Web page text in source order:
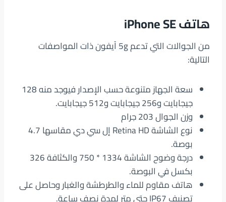
هاتف iPhone SE
من الجوالات التي تدعم 5g آيفون ذات المواصفات
التالية:
سعة الجهاز متنوعة حسب الإصدار فيوجد منه 128
جيجابايت و256 جيجابايت و512 جيجابايت.
وزن الجوال 203 جرام
نوع الشاشة Retina HD إل سي دي مقاسها 4.7
بوصة.
درجة وضوح الشاشة 1334 * 750 والكثافة 326
بكسل في البوصة.
هاتف مقاوم للماء والطرطشة والغبار وحاصل على
تصنيف IP67 حتى متر لمدة نصف ساعة.